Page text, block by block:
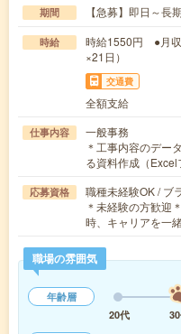
期間 【急募】即日～長
時給
時給1550円 ●月収
×21日）
交通費
全額支給
仕事内容
一般事務
＊工事内容のデー
る資料作成（
応募資格
職種未経験OK / ブ
＊未経験の方歓迎
時、キャリアを一
職場の雰囲気
年齢層
20代